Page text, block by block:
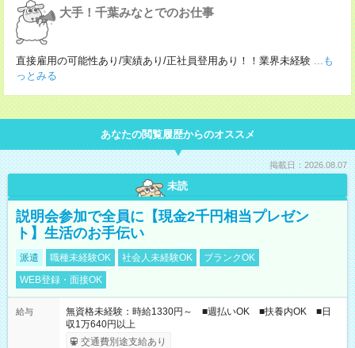
大手！千葉みなとでのお仕事
直接雇用の可能性あり/実績あり/正社員登用あり！！業界未経験 ...も
っとみる
あなたの閲覧履歴からのオススメ
掲載日：2026.08.07
未読
説明会参加で全員に【現金2千円相当プレゼン
ト】生活のお手伝い
派遣 職種未経験OK 社会人未経験OK
ブランクOK
WEB登録・面接OK
給与
無資格未経験：時給1330円～ ■週払いOK ■扶養内OK ■日
収1万640円以上
交通費別途支給あり